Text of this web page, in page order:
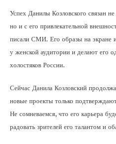
Успех Данилы Козловского связан
но и с его привлекательной
писали СМИ. Его образы на экране
у женской аудитории и делают его
холостяков России.
Сейчас Данила Козловский
новые проекты только
Не сомневаемся, что его карьера
радовать зрителей его талантом и